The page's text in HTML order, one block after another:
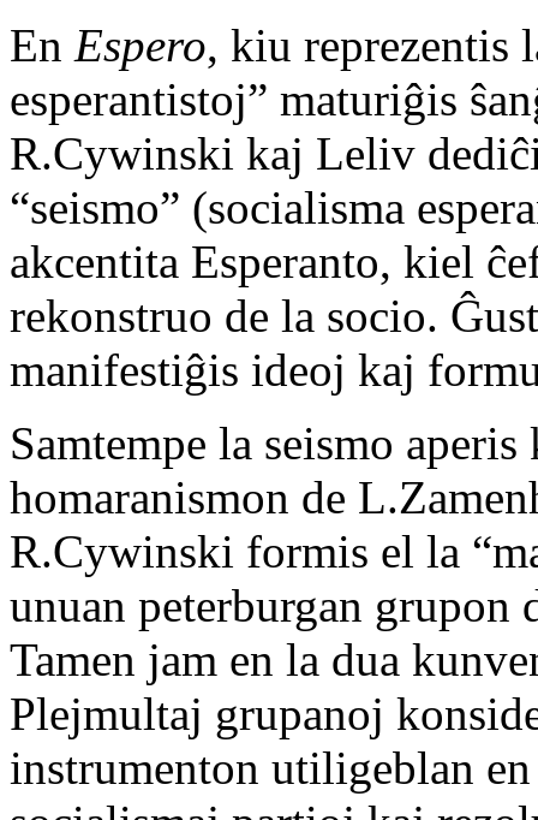
En Espero, kiu reprezentis
esperantistoj” maturiĝis
R.Cywinski kaj Leliv
“seismo” (socialisma
akcentita Esperanto, kiel
rekonstruo de la socio.
manifestiĝis ideoj kaj
Samtempe la seismo
homaranismon de
R.Cywinski formis el la
unuan peterburgan grupon
Tamen jam en la dua
Plejmultaj grupanoj
instrumenton utiligeblan